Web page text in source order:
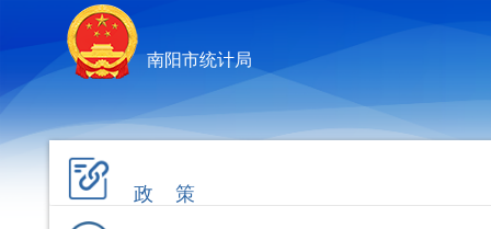
南阳市统计局
政 策